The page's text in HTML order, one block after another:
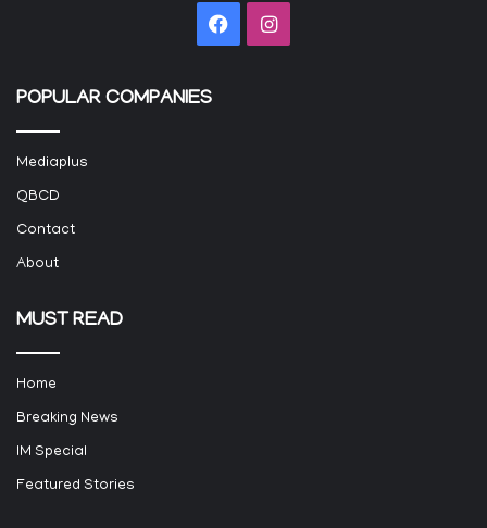
FacebookInstagram
POPULAR COMPANIES
Mediaplus
QBCD
Contact
About
MUST READ
Home
Breaking News
IM Special
Featured Stories